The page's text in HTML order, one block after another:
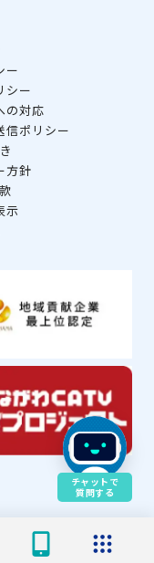
ー
シー
の対応
信ポリシー
方針
示
チャットで
質問する